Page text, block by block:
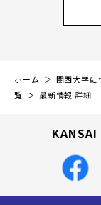
ホーム 関西大学に
覧
最新情報 詳細